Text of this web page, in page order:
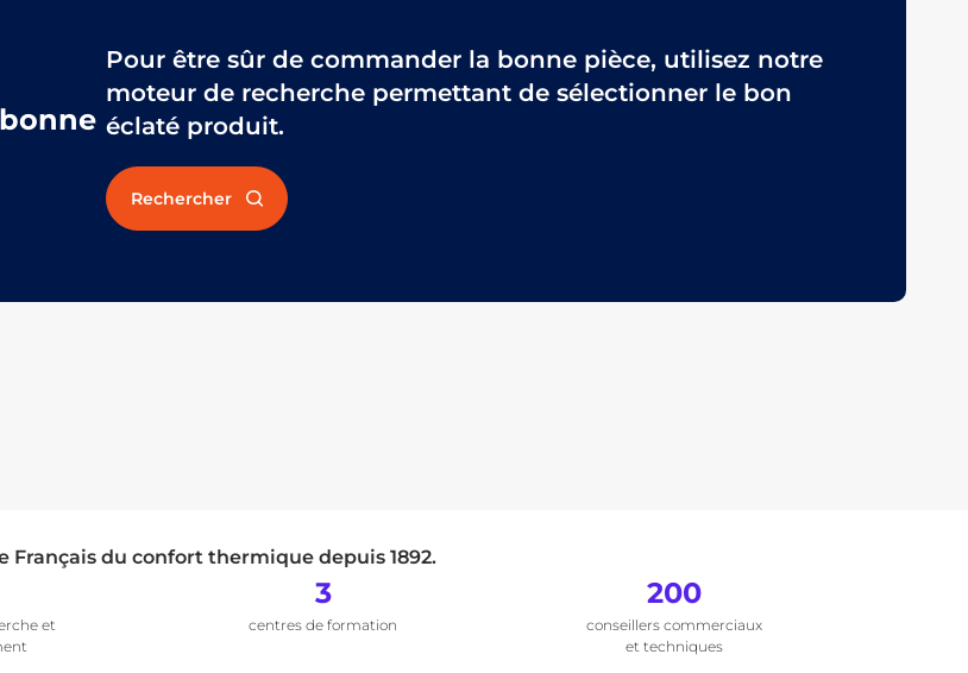
Pour être sûr de commander la bonne pièce, utilisez notre
moteur de recherche permettant de sélectionner le bon
éclaté produit.
Rechercher
Français du confort thermique depuis 1892.
et
3
centres de formation
200
conseillers commerciaux
et techniques